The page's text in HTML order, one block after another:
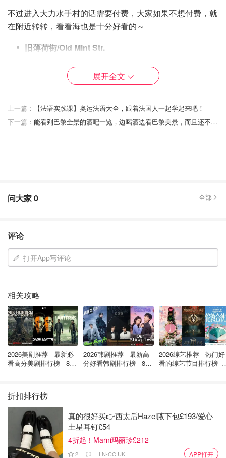
不过进入大力水手村的话需要付费，大家如果不想付费，就
在附近转转，看看海也是十分好看的～
旧薄荷街/Old Mint Str.
这里也是出片率极高的一条街道，这条街原来是铸币厂，现
在也是变成了一条网红街道，走上这一条街就能充分感受到
不过整条街道也都会有点小陡，大家在走的时候可能会费些
图片来自于@Unsplash ，版权属于原作者
科米诺岛/Comino
科米诺岛(Comino)是马耳他三座主要岛屿中蕞小的一个，岛
岛。
如果有喜欢户外运动的小伙伴们，也可以来这里试试跳水和
潜水。
巴拉卡花园/Upper and Lower Barrakka Gardens
展开全文
上一篇：
【法语实践课】奥运法语大全，跟着法国人一起学起来吧！
下一篇：
能看到巴黎全景的酒吧一览，边喝酒边看巴黎美景，而且还不贵！
问大家0 全部
评论
打开App写评论
相关攻略
2026美剧推荐 - 最新必
看高分美剧排行榜 - 8月
2026韩剧推荐 - 最新高
分好看韩剧排行榜 - 8月
2026综艺推荐 - 热门好
看的综艺节目排行榜 -
折扣排行榜
真的很好买👉西太后Hazel腋下包£193/爱心
土星耳钉£54
4折起！Marni玛丽珍£212
2 LN-CC UK APP打开